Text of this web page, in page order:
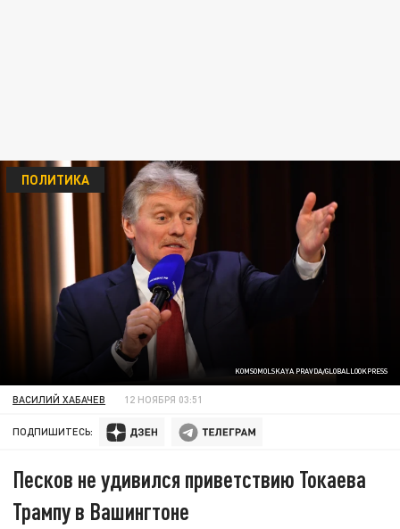
KOMSOMOLSKAYA PRAVDA/GLOBALLOOKPRESS
ПОЛИТИКА
ВАСИЛИЙ ХАБАЧЕВ 12 НОЯБРЯ 03:51
ПОДПИШИТЕСЬ:
Песков не удивился приветствию Токаева
Трампу в Вашингтоне